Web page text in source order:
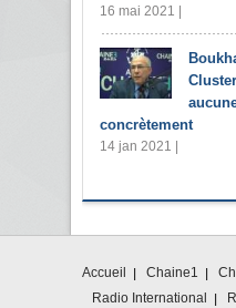
16 mai 2021 |
concrètement
14 jan 2021 |
Accueil Chaine1
Radio International